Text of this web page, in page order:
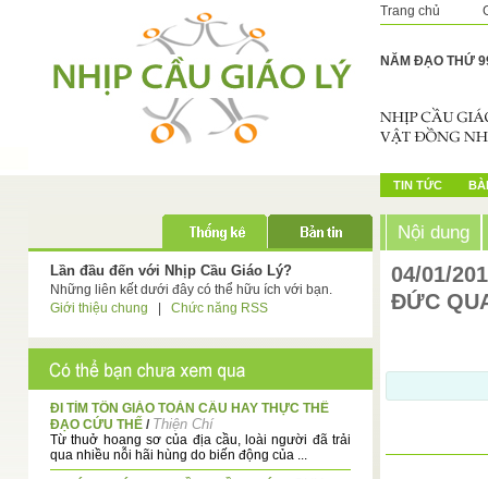
Trang chủ
NĂM ĐẠO THỨ
TIN TỨC
Lần đầu đến với Nhịp Cầu Giáo Lý?
Những liên kết dưới đây có thể hữu ích với bạn.
Giới thiệu chung
Chức năng RSS
ĐI TÌM TÔN GIÁO TOÀN CẦU HAY THỰC THỂ
ĐẠO CỨU THẾ / Thiện Chí
Từ thuở hoang sơ của địa cầu, loài người đã trải
qua nhiều nỗi hãi hùng do biến động của ...
Nội dung
04/01/
ĐỨC